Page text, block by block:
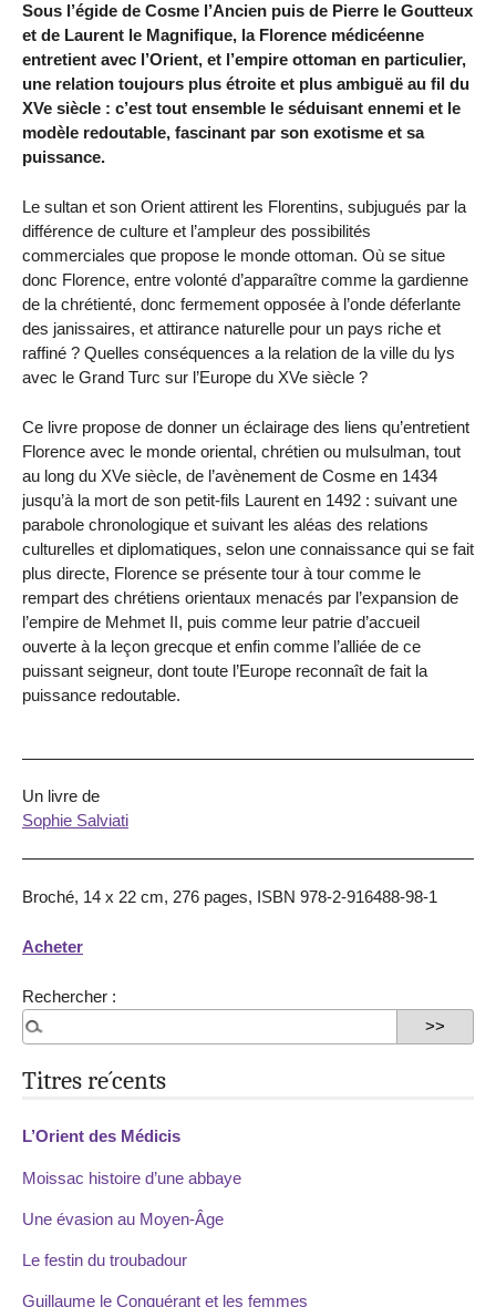
Sous l’égide de Cosme l’Ancien puis de Pierre le Goutteux
et de Laurent le Magnifique, la Florence médicéenne
entretient avec l’Orient, et l’empire ottoman en particulier,
une relation toujours plus étroite et plus ambiguë au fil du
XVe siècle : c’est tout ensemble le séduisant ennemi et le
modèle redoutable, fascinant par son exotisme et sa
puissance.
Le sultan et son Orient attirent les Florentins, subjugués par la
différence de culture et l’ampleur des possibilités
commerciales que propose le monde ottoman. Où se situe
donc Florence, entre volonté d’apparaître comme la gardienne
de la chrétienté, donc fermement opposée à l’onde déferlante
des janissaires, et attirance naturelle pour un pays riche et
raffiné ? Quelles conséquences a la relation de la ville du lys
avec le Grand Turc sur l’Europe du XVe siècle ?
Ce livre propose de donner un éclairage des liens qu’entretient
Florence avec le monde oriental, chrétien ou mulsulman, tout
au long du XVe siècle, de l’avènement de Cosme en 1434
jusqu’à la mort de son petit-fils Laurent en 1492 : suivant une
parabole chronologique et suivant les aléas des relations
culturelles et diplomatiques, selon une connaissance qui se fait
plus directe, Florence se présente tour à tour comme le
rempart des chrétiens orientaux menacés par l’expansion de
l’empire de Mehmet II, puis comme leur patrie d’accueil
ouverte à la leçon grecque et enfin comme l’alliée de ce
puissant seigneur, dont toute l’Europe reconnaît de fait la
puissance redoutable.
Un livre de
Sophie Salviati
Broché, 14 x 22 cm, 276 pages, ISBN 978-2-916488-98-1
Acheter
Rechercher :
Titres re´cents
L’Orient des Médicis
Moissac histoire d’une abbaye
Une évasion au Moyen-Âge
Le festin du troubadour
Guillaume le Conquérant et les femmes